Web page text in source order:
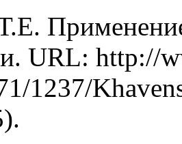
URL: http://
1237/